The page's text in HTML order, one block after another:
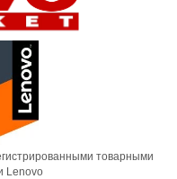
товарными
Lenovo